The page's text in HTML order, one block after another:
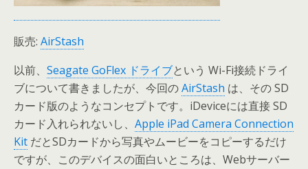
販売: AirStash
以前、 Seagate GoFlex ドライブという Wi-Fi接続ドライ
ブについて書きましたが、今回のAirStash は、その SD
カード版のようなコンセプトです。iDeviceには直接 SD
カード入れられないし、 Apple iPad Camera Connection
Kit だとSDカードから写真やムービーをコピーするだけ
ですが、このデバイスの面白いところは、Webサーバー